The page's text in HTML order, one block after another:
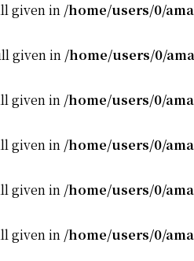
given in /home/users/0/
given in /home/users/0/
given in /home/users/0/
given in /home/users/0/
given in /home/users/0/
given in /home/users/0/